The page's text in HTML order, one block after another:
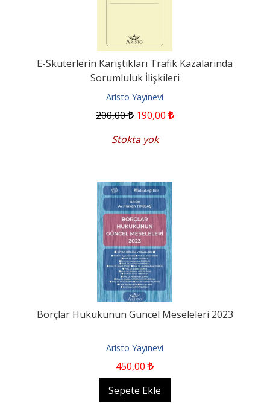
E-Skuterlerin Karıştıkları Trafik Kazalarında
Sorumluluk İlişkileri
Aristo Yayınevi
200,00 190,00
Stokta yok
Borçlar Hukukunun Güncel Meseleleri 2023
Aristo Yayınevi
450,00
Sepete Ekle